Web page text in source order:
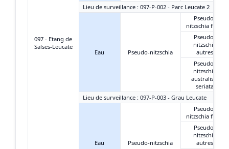
097 - Etang de
Salses-Leucate
Lieu de surveillance : 097-P-002 - Parc Leucate 2
Eau Pseudo-nitzschia
Pseudo-
nitzschia fines
Pseudo-
nitzschia
autres
Pseudo-
nitzschia
australis +
seriata
Lieu de surveillance : 097-P-003 - Grau Leucate
Eau Pseudo-nitzschia
Pseudo-
nitzschia fines
Pseudo-
nitzschia
autres